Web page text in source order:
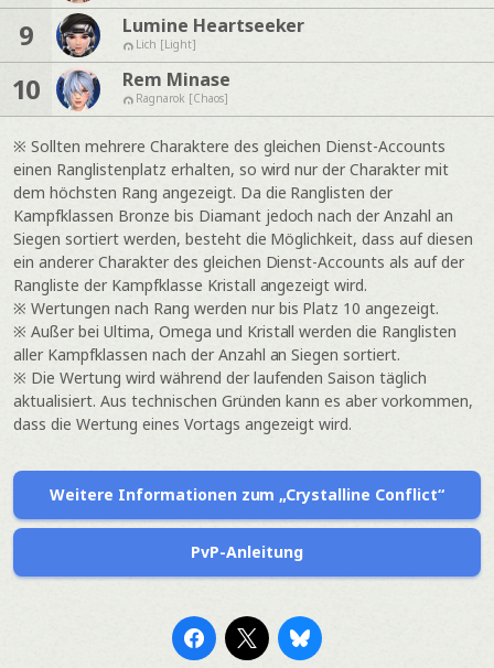
9 Lumine Heartseeker
Lich [Light]
10 Rem Minase
Ragnarok [Chaos]
※ Sollten mehrere Charaktere des gleichen Dienst-Accounts
einen Ranglistenplatz erhalten, so wird nur der Charakter mit
dem höchsten Rang angezeigt. Da die Ranglisten der
Kampfklassen Bronze bis Diamant jedoch nach der Anzahl an
Siegen sortiert werden, besteht die Möglichkeit, dass auf diesen
ein anderer Charakter des gleichen Dienst-Accounts als auf der
Rangliste der Kampfklasse Kristall angezeigt wird.
※ Wertungen nach Rang werden nur bis Platz 10 angezeigt.
※ Außer bei Ultima, Omega und Kristall werden die Ranglisten
aller Kampfklassen nach der Anzahl an Siegen sortiert.
※ Die Wertung wird während der laufenden Saison täglich
aktualisiert. Aus technischen Gründen kann es aber vorkommen,
dass die Wertung eines Vortags angezeigt wird.
Weitere Informationen zum „Crystalline Conflict“
PvP-Anleitung